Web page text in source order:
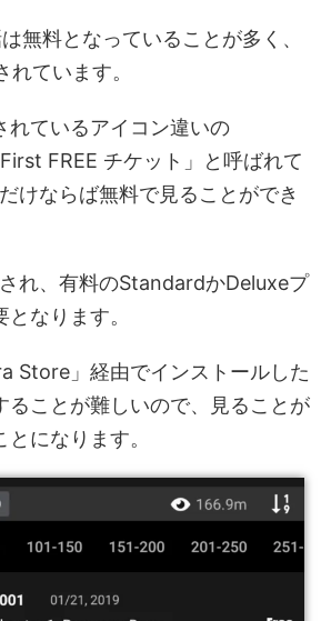
無料となっていることが多く、
れています。
れているアイコン違いの
First FREE チケット」と呼ばれて
けならば無料で見ることができ
れ、有料のStandardかDeluxeプ
なります。
Store」経由でインストールした
ることが難しいので、見ることが
になります。